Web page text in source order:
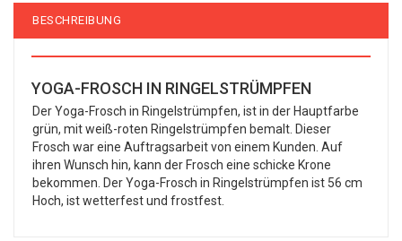
BESCHREIBUNG
YOGA-FROSCH IN RINGELSTRÜMPFEN
Der Yoga-Frosch in Ringelstrümpfen, ist in der Hauptfarbe
grün, mit weiß-roten Ringelstrümpfen bemalt. Dieser
Frosch war eine Auftragsarbeit von einem Kunden. Auf
ihren Wunsch hin, kann der Frosch eine schicke Krone
bekommen. Der Yoga-Frosch in Ringelstrümpfen ist 56 cm
Hoch, ist wetterfest und frostfest.